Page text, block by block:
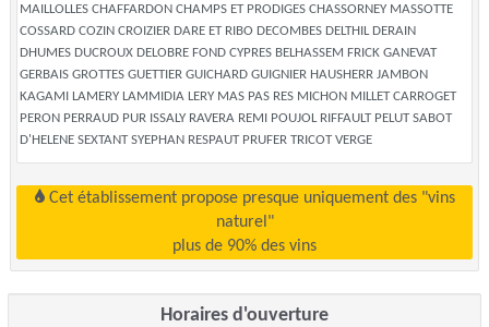
MAILLOLLES CHAFFARDON CHAMPS ET PRODIGES CHASSORNEY MASSOTTE
COSSARD COZIN CROIZIER DARE ET RIBO DECOMBES DELTHIL DERAIN
DHUMES DUCROUX DELOBRE FOND CYPRES BELHASSEM FRICK GANEVAT
GERBAIS GROTTES GUETTIER GUICHARD GUIGNIER HAUSHERR JAMBON
KAGAMI LAMERY LAMMIDIA LERY MAS PAS RES MICHON MILLET CARROGET
PERON PERRAUD PUR ISSALY RAVERA REMI POUJOL RIFFAULT PELUT SABOT
D'HELENE SEXTANT SYEPHAN RESPAUT PRUFER TRICOT VERGE
Cet établissement propose presque uniquement des "vins
naturel"
plus de 90% des vins
Horaires d'ouverture